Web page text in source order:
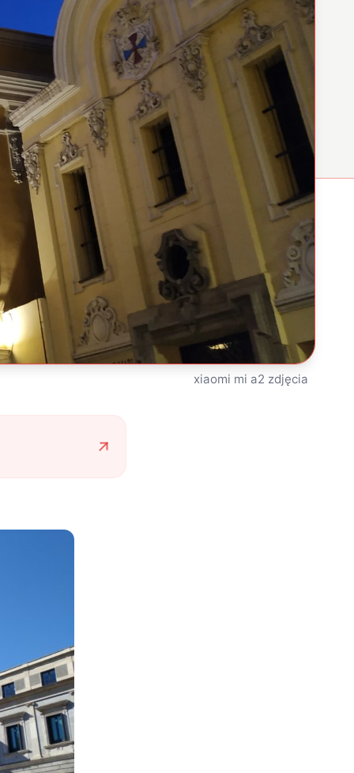
xiaomi mi a2 zdjęcia